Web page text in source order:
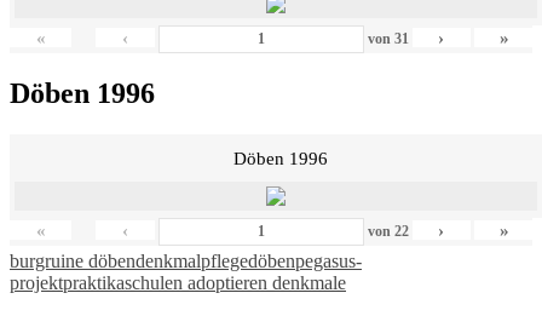
« ‹ von 31 › »
Döben 1996
Döben 1996
« ‹ von 22 › »
burgruine döbendenkmalpflegedöbenpegasus-
projektpraktikaschulen adoptieren denkmale